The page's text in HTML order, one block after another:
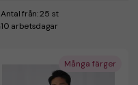
Antal från: 25 st
10 arbetsdagar
Många färger